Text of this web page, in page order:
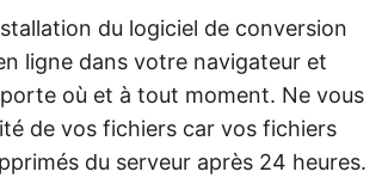
du logiciel de conversion
ligne dans votre navigateur et
où et à tout moment. Ne vous
de vos fichiers car vos fichiers
du serveur après 24 heures.